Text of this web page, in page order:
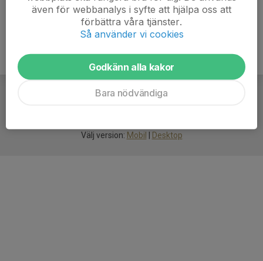
Välj version: Mobil Desktop
även för webbanalys i syfte att hjälpa oss att
förbättra våra tjänster.
Så använder vi cookies
Godkänn alla kakor
Bara nödvändiga